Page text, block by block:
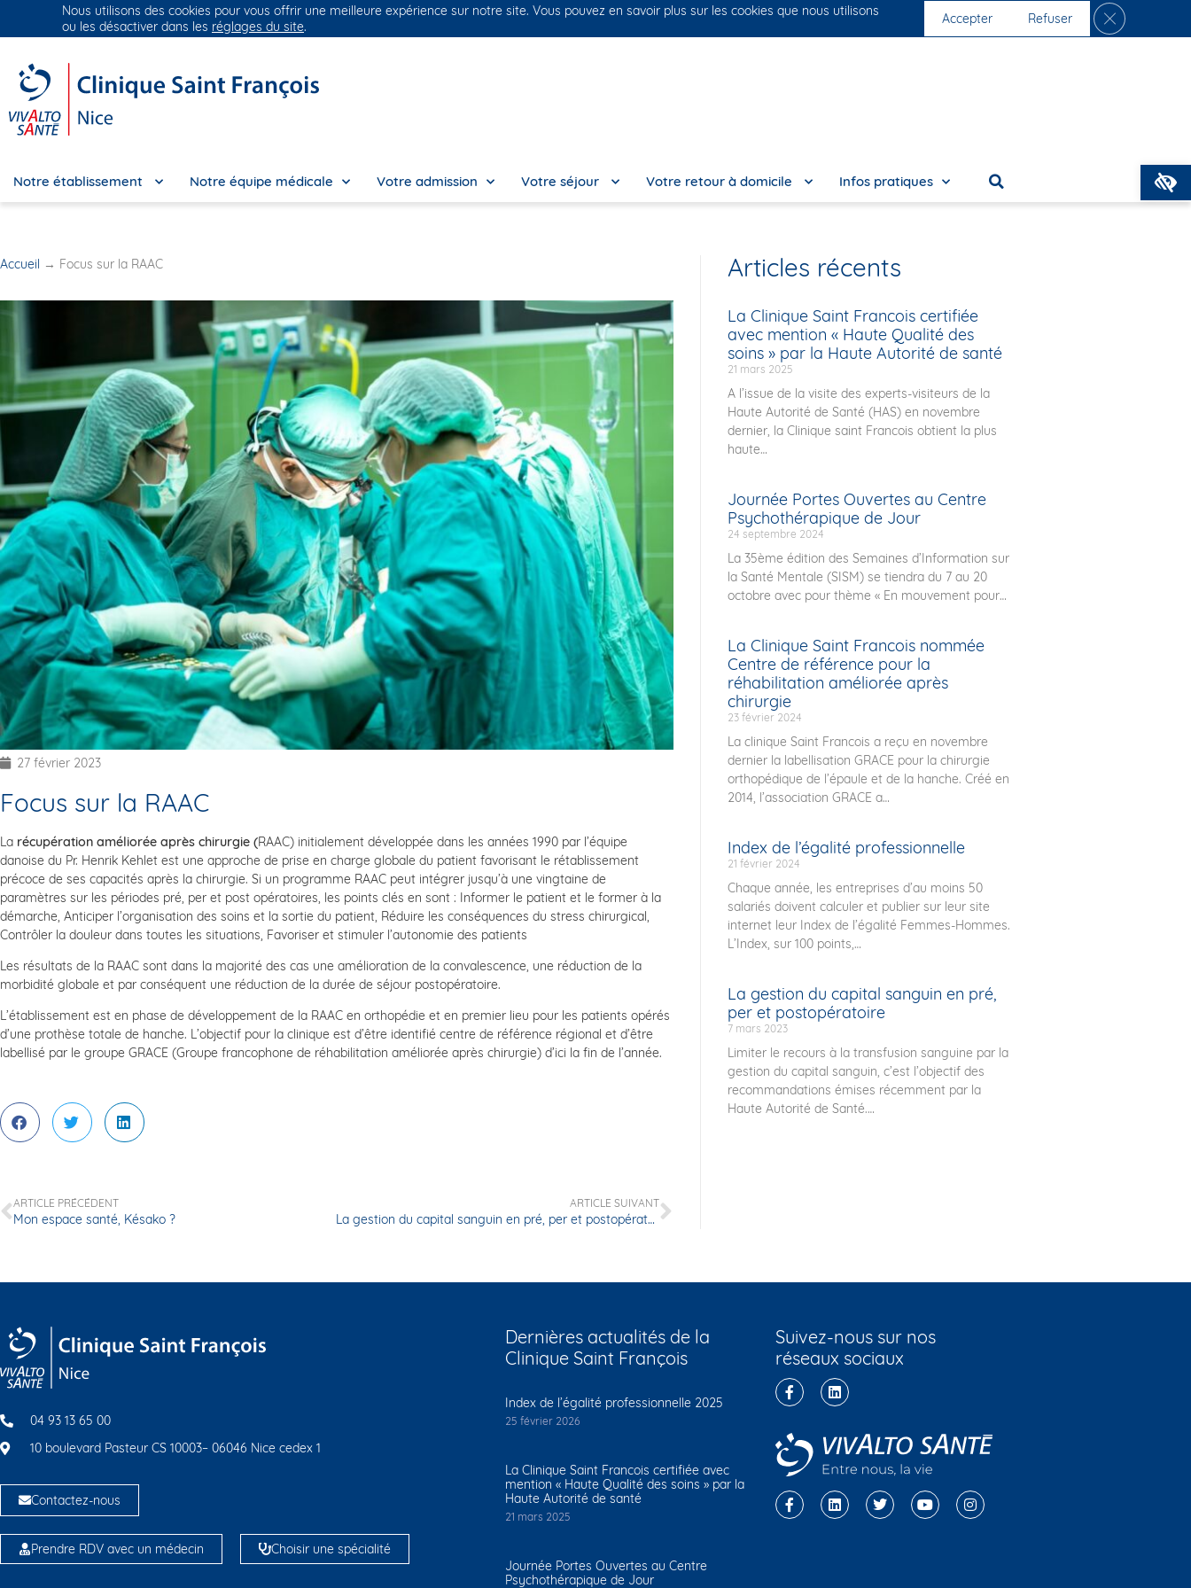
Groupe Vivalto Santé Entre nous, la vie Nos cliniques Nous rejoindre
Notre établissement Notre équipe médicale Votre admission Votre séjour Votre retour à domicile Infos pratiques
Accueil → Focus sur la RAAC
27 février 2023
Focus sur la RAAC
La récupération améliorée après chirurgie (RAAC) initialement développée dans les années 1990 par l’équipe
danoise du Pr. Henrik Kehlet est une approche de prise en charge globale du patient favorisant le rétablissement
précoce de ses capacités après la chirurgie. Si un programme RAAC peut intégrer jusqu’à une vingtaine de
paramètres sur les périodes pré, per et post opératoires, les points clés en sont : Informer le patient et le former à la
démarche, Anticiper l’organisation des soins et la sortie du patient, Réduire les conséquences du stress chirurgical,
Contrôler la douleur dans toutes les situations, Favoriser et stimuler l’autonomie des patients
Les résultats de la RAAC sont dans la majorité des cas une amélioration de la convalescence, une réduction de la
morbidité globale et par conséquent une réduction de la durée de séjour postopératoire.
L’établissement est en phase de développement de la RAAC en orthopédie et en premier lieu pour les patients opérés
d’une prothèse totale de hanche. L’objectif pour la clinique est d’être identifié centre de référence régional et d’être
labellisé par le groupe GRACE (Groupe francophone de réhabilitation améliorée après chirurgie) d’ici la fin de l’année.
ARTICLE PRÉCÉDENT
Mon espace santé, Késako ?
ARTICLE SUIVANT
La gestion du capital sanguin en pré, per et postopératoire
Articles récents
La Clinique Saint Francois certifiée
avec mention « Haute Qualité des
soins » par la Haute Autorité de santé
21 mars 2025
A l’issue de la visite des experts-visiteurs de la
Haute Autorité de Santé (HAS) en novembre
dernier, la Clinique saint Francois obtient la plus
haute
Journée Portes Ouvertes au Centre
Psychothérapique de Jour
24 septembre 2024
La 35ème édition des Semaines d’Information sur
la Santé Mentale (SISM) se tiendra du 7 au 20
octobre avec pour thème « En mouvement pour
La Clinique Saint Francois nommée
Centre de référence pour la
réhabilitation améliorée après
chirurgie
23 février 2024
La clinique Saint Francois a reçu en novembre
dernier la labellisation GRACE pour la chirurgie
orthopédique de l’épaule et de la hanche. Créé en
2014, l’association GRACE a
Index de l’égalité professionnelle
21 février 2024
Chaque année, les entreprises d’au moins 50
salariés doivent calculer et publier sur leur site
internet leur Index de l’égalité Femmes-Hommes.
L’Index, sur 100 points,
La gestion du capital sanguin en pré,
per et postopératoire
7 mars 2023
Limiter le recours à la transfusion sanguine par la
gestion du capital sanguin, c’est l’objectif des
recommandations émises récemment par la
Haute Autorité de Santé.
04 93 13 65 00
10 boulevard Pasteur CS 10003– 06046 Nice cedex 1
Contactez-nous
Prendre RDV avec un médecin Choisir une spécialité
Dernières actualités de la
Clinique Saint François
Index de l’égalité professionnelle 2025
25 février 2026
La Clinique Saint Francois certifiée avec
mention « Haute Qualité des soins » par la
Haute Autorité de santé
21 mars 2025
Journée Portes Ouvertes au Centre
Psychothérapique de Jour
Suivez-nous sur nos
réseaux sociaux
Nous utilisons des cookies pour vous offrir une meilleure expérience sur notre site. Vous pouvez en savoir plus sur les cookies que nous utilisons
ou les désactiver dans les réglages du site. Accepter Refuser Fermer la